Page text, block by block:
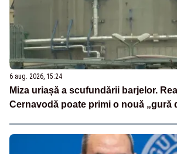
6 aug. 2026, 15:24
Miza uriașă a scufundării barjelor.
Cernavodă poate primi o nouă „gură